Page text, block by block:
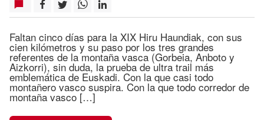
Faltan cinco días para la XIX Hiru Haundiak, con sus
cien kilómetros y su paso por los tres grandes
referentes de la montaña vasca (Gorbeia, Anboto y
Aizkorri), sin duda, la prueba de ultra trail más
emblemática de Euskadi. Con la que casi todo
montañero vasco suspira. Con la que todo corredor de
montaña vasco […]